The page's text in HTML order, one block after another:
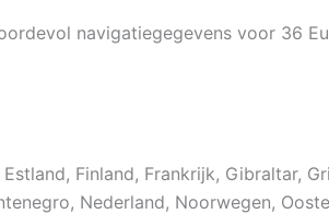
navigatiegegevens voor 36
Finland, Frankrijk, Gibraltar,
Nederland, Noorwegen,